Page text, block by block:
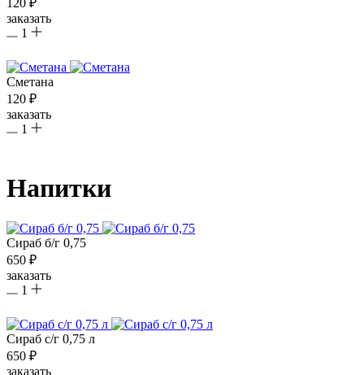
заказать
1
Сметана
120 ₽
заказать
1
Напитки
Сираб б/г 0,75
650 ₽
заказать
1
Сираб с/г 0,75 л
650 ₽
заказать